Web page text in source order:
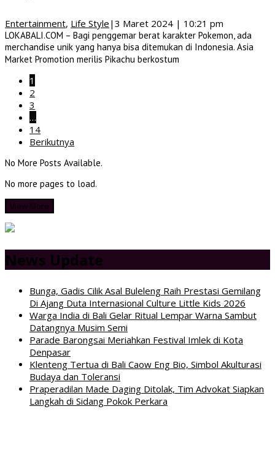
Entertainment, Life Style | 3 Maret 2024 | 10:21 pm
LOKABALI.COM – Bagi penggemar berat karakter Pokemon, ada
merchandise unik yang hanya bisa ditemukan di Indonesia. Asia
Market Promotion merilis Pikachu berkostum
1
2
3
…
14
Berikutnya
No More Posts Available.
No more pages to load.
View More
News Update
Bunga, Gadis Cilik Asal Buleleng Raih Prestasi Gemilang
Di Ajang Duta Internasional Culture Little Kids 2026
Warga India di Bali Gelar Ritual Lempar Warna Sambut
Datangnya Musim Semi
Parade Barongsai Meriahkan Festival Imlek di Kota
Denpasar
Klenteng Tertua di Bali Caow Eng Bio, Simbol Akulturasi
Budaya dan Toleransi
Praperadilan Made Daging Ditolak, Tim Advokat Siapkan
Langkah di Sidang Pokok Perkara